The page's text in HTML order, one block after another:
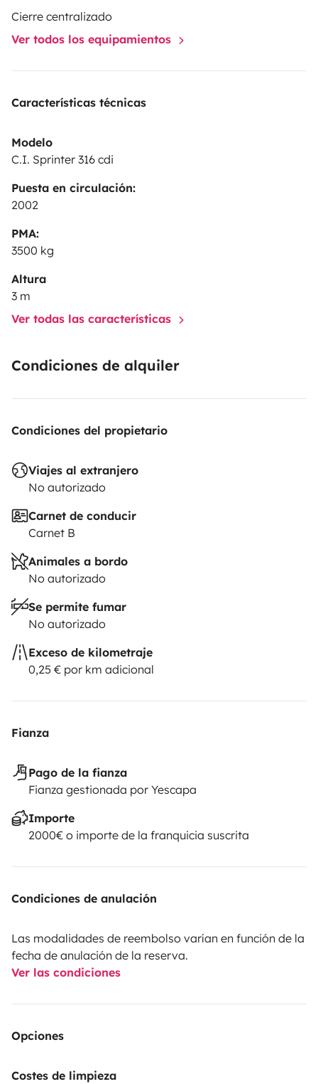
Cierre centralizado
Ver todos los equipamientos
Características técnicas
Modelo
C.I. Sprinter 316 cdi
Puesta en circulación:
2002
PMA:
3500 kg
Altura
3 m
Ver todas las características
Condiciones de alquiler
Condiciones del propietario
Viajes al extranjero
No autorizado
Carnet de conducir
Carnet B
Animales a bordo
No autorizado
Se permite fumar
No autorizado
Exceso de kilometraje
0,25 € por km adicional
Fianza
Pago de la fianza
Fianza gestionada por Yescapa
Importe
2000€ o importe de la franquicia suscrita
Condiciones de anulación
Las modalidades de reembolso varían en función de la
fecha de anulación de la reserva.
Ver las condiciones
Opciones
Costes de limpieza